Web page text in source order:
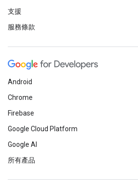
支援
服務條款
Android
Chrome
Firebase
Google Cloud Platform
Google AI
所有產品